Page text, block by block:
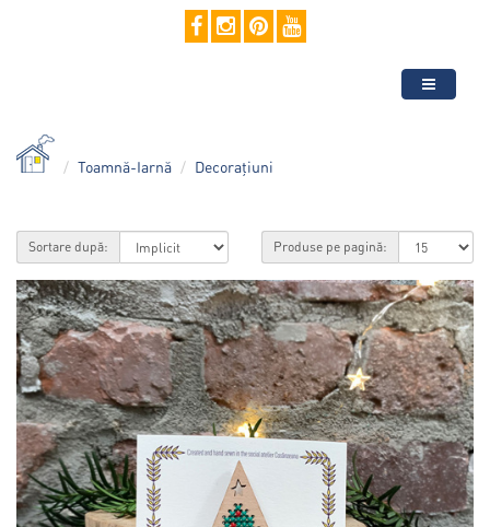
Toamnă-Iarnă Decorațiuni
Sortare după: Produse pe pagină: